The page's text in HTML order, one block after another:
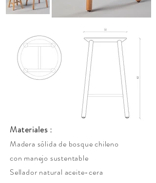
Materiales :
Madera sólida de bosque chileno
con manejo sustentable
Sellador natural aceite-cera